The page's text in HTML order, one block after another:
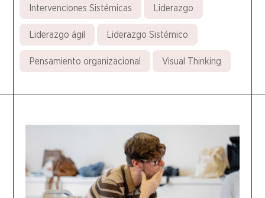
Intervenciones Sistémicas Liderazgo
Liderazgo ágil Liderazgo Sistémico
Pensamiento organizacional Visual Thinking